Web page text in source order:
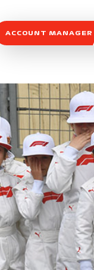
ACCOUNT MANAGER